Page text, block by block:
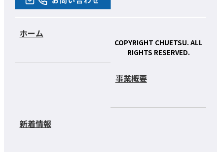
ホーム
事業概要
新着情報
COPYRIGHT CHUETSU. ALL
RIGHTS RESERVED.